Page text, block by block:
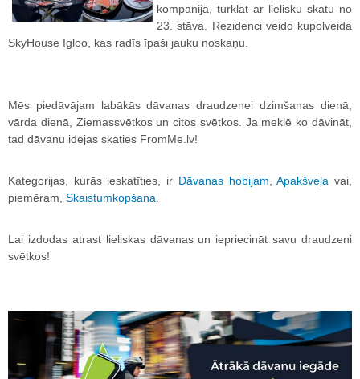
kompānijā, turklāt ar lielisku skatu no
23. stāva. Rezidenci veido kupolveida
SkyHouse Igloo, kas radīs īpaši jauku noskaņu.
Mēs piedāvājam labākās dāvanas draudzenei dzimšanas dienā,
vārda dienā, Ziemassvētkos un citos svētkos. Ja meklē ko dāvināt,
tad dāvanu idejas skaties FromMe.lv!
Kategorijas, kurās ieskatīties, ir Dāvanas hobijam,Apakšveļa vai,
piemēram, Skaistumkopšana.
Lai izdodas atrast lieliskas dāvanas un iepriecināt savu draudzeni
svētkos!